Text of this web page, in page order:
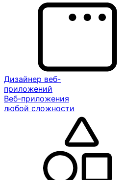
Дизайнер веб-
приложений
Веб-приложения
любой сложности